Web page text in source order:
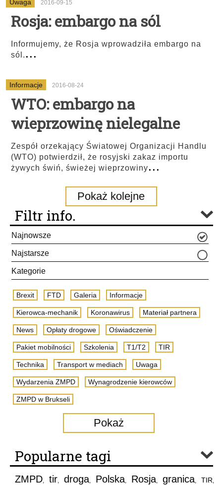
Uwaga 2016-09-15
Rosja: embargo na sól
Informujemy, że Rosja wprowadziła embargo na
sól. ...
Informacje 2016-08-24
WTO: embargo na
wieprzowinę nielegalne
Zespół orzekający Światowej Organizacji Handlu
(WTO) potwierdził, że rosyjski zakaz importu
żywych świń, świeżej wieprzowiny...
Pokaż kolejne
Filtr info.
Najnowsze
Najstarsze
Kategorie
Brexit FTD Galeria Informacje
Kierowca-mechanik Koronawirus Materiał partnera
News Opłaty drogowe Oświadczenie
Pakiet mobilności Szkolenia T1/T2 TIR
Technika Transport w mediach Uwaga
Wydarzenia ZMPD Wynagrodzenie kierowców
ZMPD w Brukseli
Pokaż
Popularne tagi
ZMPD, tir, droga, Polska, Rosja, granica, TIR,